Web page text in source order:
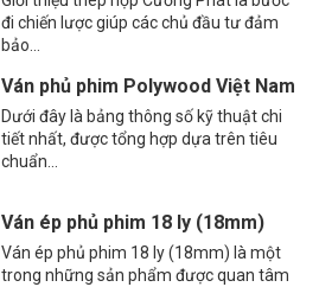
đi chiến lược giúp các chủ đầu tư đảm
bảo...
Ván phủ phim Polywood Việt Nam
Dưới đây là bảng thông số kỹ thuật chi
tiết nhất, được tổng hợp dựa trên tiêu
chuẩn...
Ván ép phủ phim 18 ly (18mm)
Ván ép phủ phim 18 ly (18mm) là một
trong những sản phẩm được quan tâm